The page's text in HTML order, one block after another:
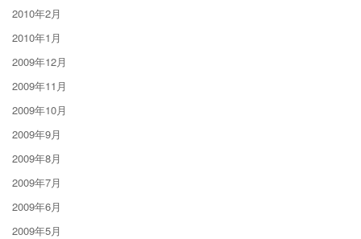
2010年2月
2010年1月
2009年12月
2009年11月
2009年10月
2009年9月
2009年8月
2009年7月
2009年6月
2009年5月